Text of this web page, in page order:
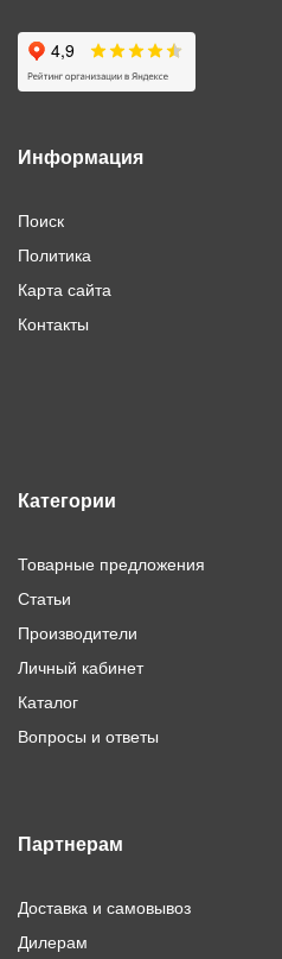
Информация
Поиск
Политика
Карта сайта
Контакты
Категории
Товарные предложения
Статьи
Производители
Личный кабинет
Каталог
Вопросы и ответы
Партнерам
Доставка и самовывоз
Дилерам